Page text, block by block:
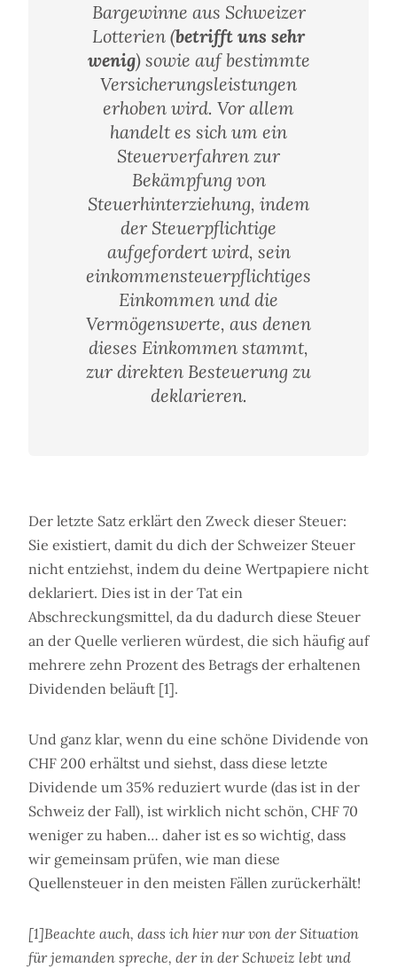
Bargewinne aus Schweizer
Lotterien (betrifft uns sehr
wenig) sowie auf bestimmte
Versicherungsleistungen
erhoben wird. Vor allem
handelt es sich um ein
Steuerverfahren zur
Bekämpfung von
Steuerhinterziehung, indem
der Steuerpflichtige
aufgefordert wird, sein
einkommensteuerpflichtiges
Einkommen und die
Vermögenswerte, aus denen
dieses Einkommen stammt,
zur direkten Besteuerung zu
deklarieren.
Der letzte Satz erklärt den Zweck dieser Steuer:
Sie existiert, damit du dich der Schweizer Steuer
nicht entziehst, indem du deine Wertpapiere nicht
deklariert. Dies ist in der Tat ein
Abschreckungsmittel, da du dadurch diese Steuer
an der Quelle verlieren würdest, die sich häufig auf
mehrere zehn Prozent des Betrags der erhaltenen
Dividenden beläuft [1].
Und ganz klar, wenn du eine schöne Dividende von
CHF 200 erhältst und siehst, dass diese letzte
Dividende um 35% reduziert wurde (das ist in der
Schweiz der Fall), ist wirklich nicht schön, CHF 70
weniger zu haben… daher ist es so wichtig, dass
wir gemeinsam prüfen, wie man diese
Quellensteuer in den meisten Fällen zurückerhält!
[1]Beachte auch, dass ich hier nur von der Situation
für jemanden spreche, der in der Schweiz lebt und